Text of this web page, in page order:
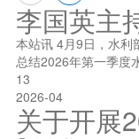
李国英主
本站讯 4月9日，水利
总结2026年第一季度
13
2026-04
关于开展